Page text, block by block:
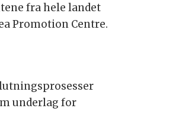
fra hele landet
Promotion Centre.
underlag for